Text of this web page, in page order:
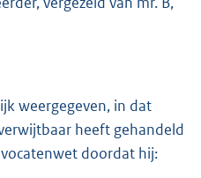
weergegeven, in dat
heeft gehandeld
doordat hij: